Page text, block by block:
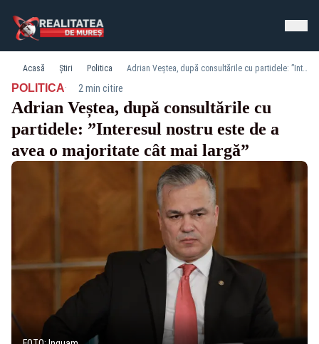
Acasă Știri Politica Adrian Veștea, după consultările cu partidele: ”Interesul nostru este de a avea o majoritate cât mai largă”
POLITICA· 2 min citire
Adrian Veștea, după consultările cu
partidele: ”Interesul nostru este de a
avea o majoritate cât mai largă”